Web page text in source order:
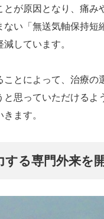
が原因となり、痛み
い「無送気軸保持
しています。
ことによって、治療の
思っていただける
ます。
する専門外来を